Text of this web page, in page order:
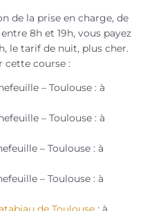
de la prise en charge, de
8h et 19h, vous payez
le tarif de nuit, plus cher.
cette course :
– Toulouse : à
– Toulouse : à
– Toulouse : à
– Toulouse : à